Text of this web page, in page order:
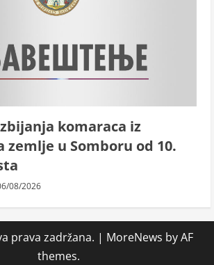
komaraca iz
zemlje u Somboru od 10.
08/2026
prava zadržana. | MoreNews by AF
themes.